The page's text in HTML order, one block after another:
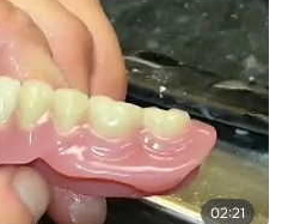
02:21